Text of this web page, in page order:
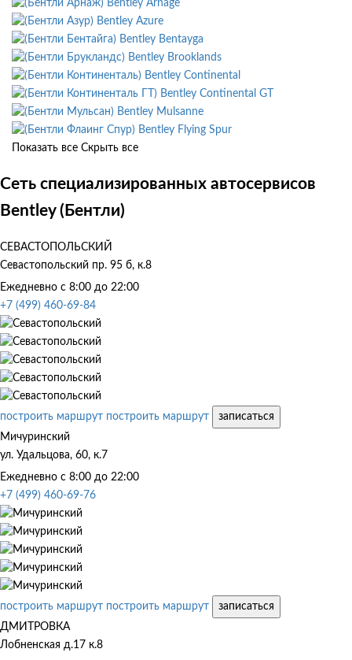
Bentley Arnage
Bentley Azure
Bentley Bentayga
Bentley Brooklands
Bentley Continental
Bentley Continental GT
Bentley Mulsanne
Bentley Flying Spur
Показать все Скрыть все
Сеть специализированных автосервисов
Bentley (Бентли)
СЕВАСТОПОЛЬСКИЙ
Севастопольский пр. 95 б, к.8
Ежедневно с 8:00 до 22:00
+7 (499) 460-69-84
построить маршрут построить маршрут
записаться
Мичуринский
ул. Удальцова, 60, к.7
Ежедневно с 8:00 до 22:00
+7 (499) 460-69-76
построить маршрут построить маршрут
записаться
ДМИТРОВКА
Лобненская д.17 к.8